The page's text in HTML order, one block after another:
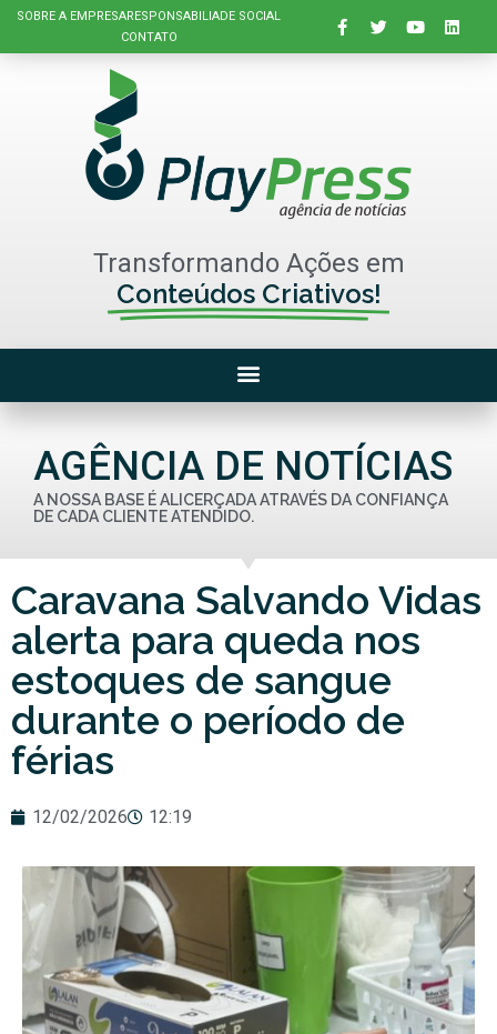
SOBRE A EMPRESARESPONSABILIADE SOCIAL
CONTATO
Transformando Ações em
Conteúdos Criativos!
AGÊNCIA DE NOTÍCIAS
A NOSSA BASE É ALICERÇADA ATRAVÉS DA CONFIANÇA
DE CADA CLIENTE ATENDIDO.
Caravana Salvando Vidas
alerta para queda nos
estoques de sangue
durante o período de
férias
12/02/2026 12:19